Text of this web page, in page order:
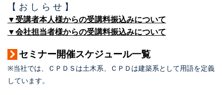
【 お し ら せ 】
▼受講者本人様からの受講料振込みについて
▼会社担当者様からの受講料振込みについて
セミナー開催スケジュール一覧
※当社では、ＣＰＤＳは土木系、ＣＰＤは建築系として用語を定義
しています。